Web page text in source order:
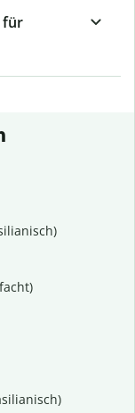
für